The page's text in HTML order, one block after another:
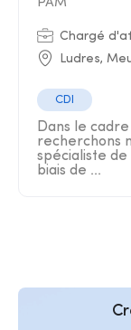
PAM
Chargé
Ludres,
CDI
Dans le
recherchons
spécialiste
biais de ...